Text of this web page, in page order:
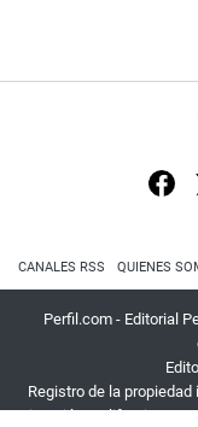
CANALES RSS QUIENES
Perfil.com - Editorial
Registro de la
Dirección:California 2715